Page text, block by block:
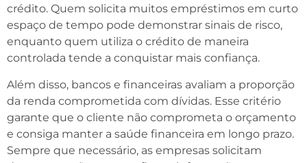
crédito. Quem solicita muitos empréstimos em curto
espaço de tempo pode demonstrar sinais de risco,
enquanto quem utiliza o crédito de maneira
controlada tende a conquistar mais confiança.
Além disso, bancos e financeiras avaliam a proporção
da renda comprometida com dívidas. Esse critério
garante que o cliente não comprometa o orçamento
e consiga manter a saúde financeira em longo prazo.
Sempre que necessário, as empresas solicitam